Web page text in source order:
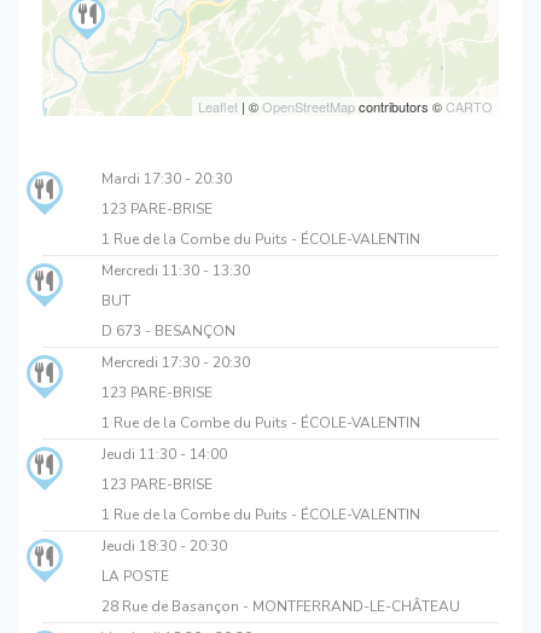
Leaflet | ©OpenStreetMapcontributors ©CARTO
Mardi 17:30 - 20:30
123 PARE-BRISE
1 Rue de la Combe du Puits - ÉCOLE-VALENTIN
Mercredi 11:30 - 13:30
BUT
D 673 - BESANÇON
Mercredi 17:30 - 20:30
123 PARE-BRISE
1 Rue de la Combe du Puits - ÉCOLE-VALENTIN
Jeudi 11:30 - 14:00
123 PARE-BRISE
1 Rue de la Combe du Puits - ÉCOLE-VALENTIN
Jeudi 18:30 - 20:30
LA POSTE
28 Rue de Basançon - MONTFERRAND-LE-CHÂTEAU